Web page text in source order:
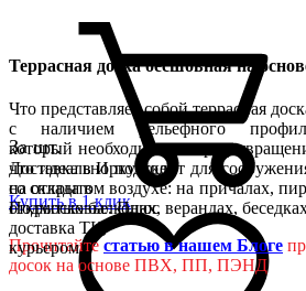
За шт.
Доставка в Иркутске
со склада в
Подмосковье. Плюс
доставка ТК,
курьером
Купить в 1 клик
Террасная доска бесшовная на
Что представляет собой террасная
с наличием рельефного
который необходим для
что идеально подходит для
на открытом воздухе: на причалах,
открытых балконах, верандах,
Прочитайтестатью в нашем Блоге
досок на основе ПВХ, ПП, ПЭНД